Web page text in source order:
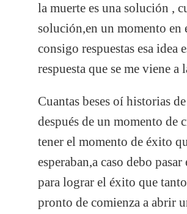
la muerte es una solución ,
solución,en un momento en
consigo respuestas esa idea
respuesta que se me viene a
Cuantas beses oí historias
después de un momento de
tener el momento de éxito
esperaban,a caso debo
para lograr el éxito que
pronto de comienza a abrir